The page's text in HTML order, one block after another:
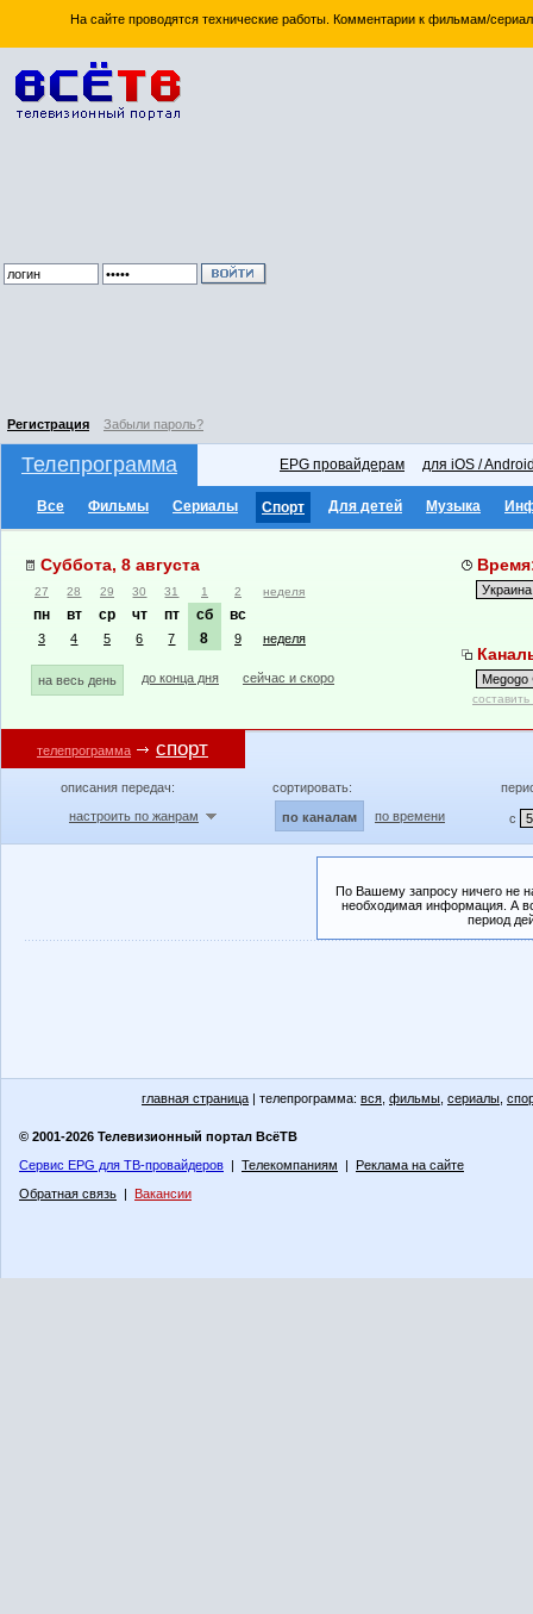
На сайте проводятся технические работы. Комментарии к фильмам/
Регистрация Забыли пароль?
Телепрограмма EPG провайдерам для iOS /
Все Фильмы Сериалы Спорт Для детей Музыка
Суббота, 8 августа
27 28 29 30 31 1 2 неделя
пн вт ср чт пт сб вс
3 4 5 6 7 8 9 неделя
на весь день до конца дня сейчас и скоро
телепрограмма спорт
описания передач:
настроить по жанрам
сортировать:
по каналам по времени с
По Вашему запросу ничего не
необходимая информация. А
период
главная страница | телепрограмма: вся фильмы сериалы
© 2001-2026 Телевизионный портал ВсёТВ
Сервис EPG для ТВ-провайдеров | Телекомпаниям | Реклама на сайте
Обратная связь | Вакансии